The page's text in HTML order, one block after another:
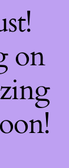
on